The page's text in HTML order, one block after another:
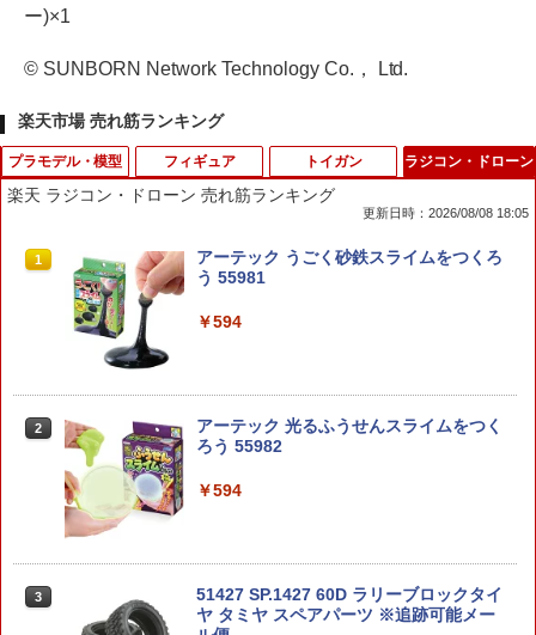
ー)×1
© SUNBORN Network Technology Co.， Ltd.
楽天市場 売れ筋ランキング
プラモデル・模型
1
サウザンド・サニー号 ワノ国編Ver. プラ
モデル 『ワンピース』（再販）[BANDA
2
BANDAI SPIRITS ENTRY GRADE 1/144
RX-93ff νガ ン ダ ム 機動戦士ガ ン ダ ム
3
D-スタイル 『シールドライガー』 ［Cle
ar Parts Append］ 【KP871】 (プラモ
フィギュア
1
ポケットモンスター ポケモンといっし
ょ!モンスターボール
￥6,126
2
【BOX】 52TOYS BLINDBOX スター・
ウォーズ グローグーの食卓 ぬいぐるみ
STAR WARS THE MANDALORIAN：G
トイガン
1
(ネコポス対応）ピアノ線 黒 （作業帽
用）
￥260
2
スーパーライフル U10共通 マウントベー
ス【クラウンモデル】【純正パーツ】
￥869
3
【弾数115発】東京マルイ BBローダー
ハンドガンタイプ★TOKYO MARUI 電動
ラジコン・ドローン
楽天 ラジコン・ドローン 売れ筋ランキング
更新日時：2026/08/08 18:05
1
アーテック うごく砂鉄スライムをつくろ
う 55981
￥594
2
アーテック 光るふうせんスライムをつく
ろう 55982
￥594
3
51427 SP.1427 60D ラリーブロックタイ
ヤ タミヤ スペアパーツ ※追跡可能メー